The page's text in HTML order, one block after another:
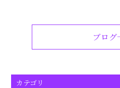
ブログ
カテゴリ